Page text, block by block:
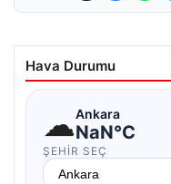
Hava Durumu
☁Ankara
NaN°C
ŞEHIR SEÇ